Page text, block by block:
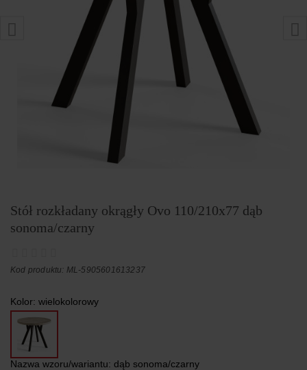
Stół rozkładany okrągły Ovo 110/210x77 dąb
sonoma/czarny
Kod produktu: ML-5905601613237
Kolor: wielokolorowy
Nazwa wzoru/wariantu: dąb sonoma/czarny